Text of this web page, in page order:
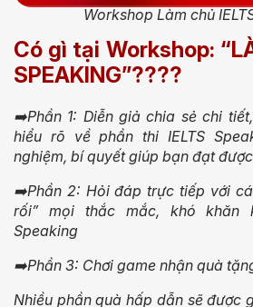
Workshop Làm chủ
Có gì tại Workshop:
SPEAKING”????
➡️Phần 1: Diễn giả chia sẻ chi
hiểu rõ về phần thi IELTS
nghiệm, bí quyết giúp bạn đạt
➡️Phần 2: Hỏi đáp trực tiếp với
rối” mọi thắc mắc, khó khăn
Speaking
➡️Phần 3: Chơi game nhận quà
Nhiều phần quà hấp dẫn sẽ được